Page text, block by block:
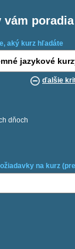
vám poradia
aký kurz hľadáte
ďalšie
dňoch
na kurz